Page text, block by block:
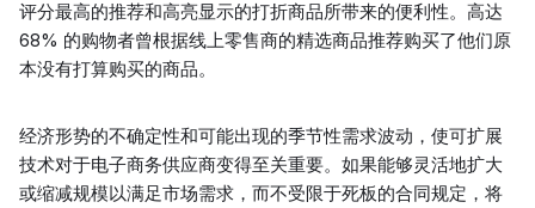
评分最高的推荐和高亮显示的打折商品所带来的便利性。高达
68% 的购物者曾根据线上零售商的精选商品推荐购买了他们原
本没有打算购买的商品。
经济形势的不确定性和可能出现的季节性需求波动，使可扩展
技术对于电子商务供应商变得至关重要。如果能够灵活地扩大
或缩减规模以满足市场需求，而不受限于死板的合同规定，将